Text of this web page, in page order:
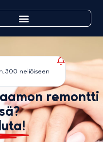
neliöiseen
Varaston
remontti